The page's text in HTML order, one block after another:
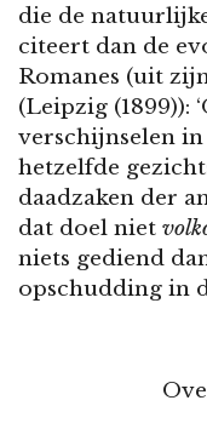
die de
citeert dan de
Romanes (uit
(Leipzig (1899)):
verschijnselen
hetzelfde
daadzaken der
dat doel niet
niets gediend
opschudding in